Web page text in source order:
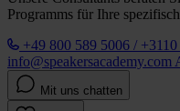
Programms für Ihre
+49 800 589 5006 /
info@speakersacademy.com
Mit uns chatten